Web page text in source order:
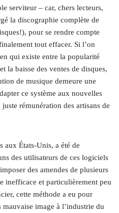
serviteur – car, chers lecteurs,
la discographie complète de
pour se rendre compte
tout effacer. Si l’on
qui existe entre la popularité
la baisse des ventes de disques,
de musique demeure une
ce système aux nouvelles
rémunération des artisans de
aux États-Unis, a été de
des utilisateurs de ces logiciels
des amendes de plusieurs
inefficace et particulièrement peu
cette méthode a eu pour
image à l’industrie du